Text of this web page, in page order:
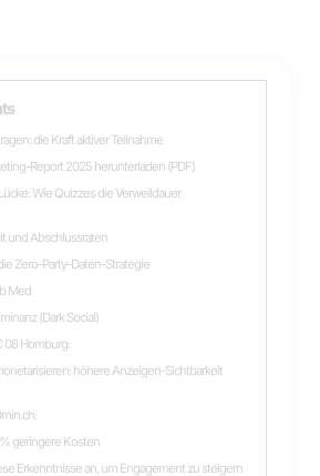
die Kraft aktiver Teilnahme
Report 2025 herunterladen (PDF)
Wie Quizzes die Verweildauer
und Abschlussraten
Zero-Party-Daten-Strategie
Med
(Dark Social)
08 Homburg:
höhere Anzeigen-Sichtbarkeit
geringere Kosten
Erkenntnisse an, um Engagement zu steigern